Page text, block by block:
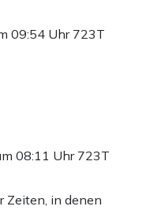
09:54 Uhr 723T
08:11 Uhr 723T
Zeiten, in denen